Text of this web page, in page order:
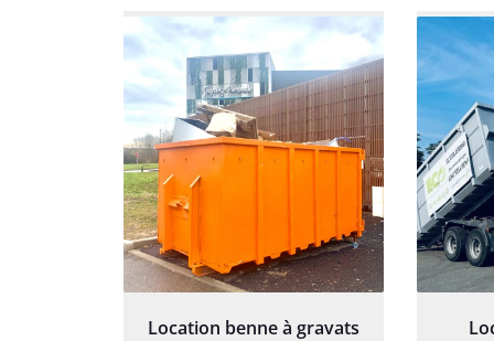
Location benne à gravats
Le
et
notre
prêt